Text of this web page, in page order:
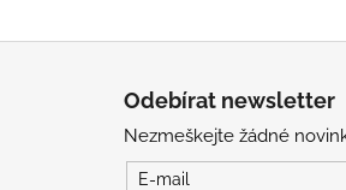
Odebírat newsletter
Nezmeškejte žádné
E-mail